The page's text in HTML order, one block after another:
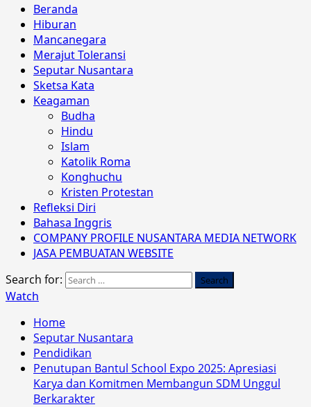
Beranda
Hiburan
Mancanegara
Merajut Toleransi
Seputar Nusantara
Sketsa Kata
Keagaman
Budha
Hindu
Islam
Katolik Roma
Konghuchu
Kristen Protestan
Refleksi Diri
Bahasa Inggris
COMPANY PROFILE NUSANTARA MEDIA NETWORK
JASA PEMBUATAN WEBSITE
Search for:
Watch
Home
Seputar Nusantara
Pendidikan
Penutupan Bantul School Expo 2025: Apresiasi
Karya dan Komitmen Membangun SDM Unggul
Berkarakter